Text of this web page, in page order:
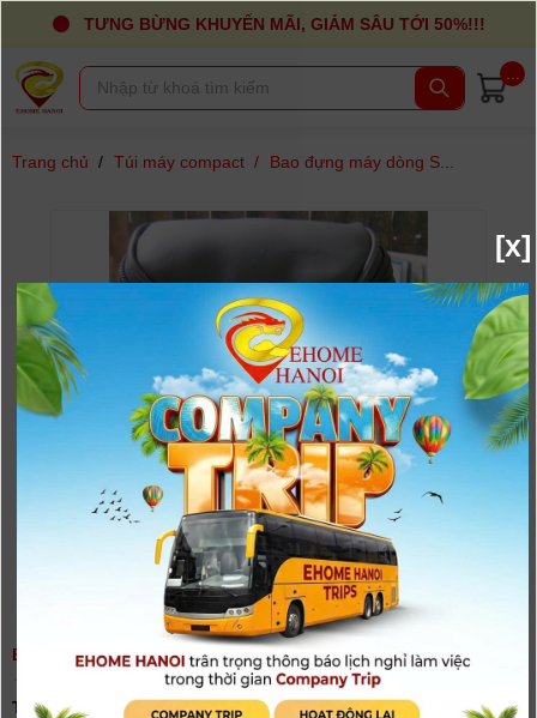
TƯNG BỪNG KHUYẾN MÃI, GIẢM SÂU TỚI 50%!!!
Trang chủ / Túi máy compact / Bao đựng máy dòng S...
BAO ĐỰNG MÁY DÒNG S...
người đánh giá)
Tình trạng:
Có hàng
[x]